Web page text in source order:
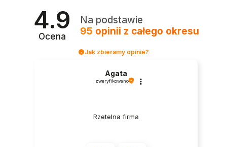
4.9
Ocena
Na podstawie
95 opinii z całego okresu
Jak zbieramy opinie?
Agata
zweryfikowano
Rzetelna firma